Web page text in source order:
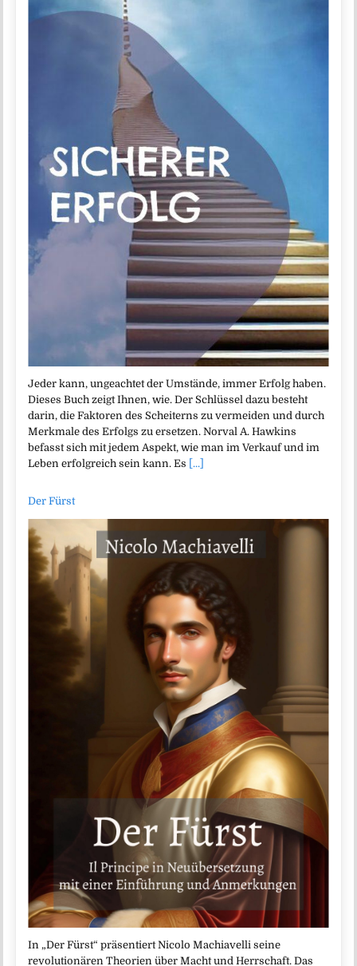
Jeder kann, ungeachtet der Umstände, immer Erfolg haben.
Dieses Buch zeigt Ihnen, wie. Der Schlüssel dazu besteht
darin, die Faktoren des Scheiterns zu vermeiden und durch
Merkmale des Erfolgs zu ersetzen. Norval A. Hawkins
befasst sich mit jedem Aspekt, wie man im Verkauf und im
Leben erfolgreich sein kann. Es [...]
Der Fürst
In „Der Fürst“ präsentiert Nicolo Machiavelli seine
revolutionären Theorien über Macht und Herrschaft. Das